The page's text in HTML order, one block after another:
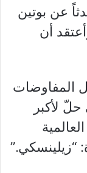
عن بوتين
أن
المفاوضات
حلّ لأكبر
“زيلينسكي.”